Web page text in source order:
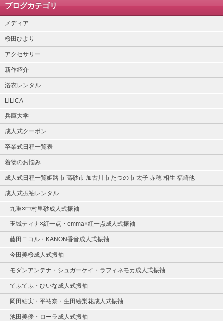
ブログカテゴリ
メディア
桜田ひより
アクセサリー
新作紹介
浴衣レンタル
LiLiCA
兵庫大学
成人式クーポン
卒業式日程一覧表
着物のお悩み
成人式日程一覧姫路市 高砂市 加古川市 たつの市 太子 赤穂 相生 福崎他
成人式振袖レンタル
九重×中村里砂成人式振袖
玉城ティナ×紅一点・emma×紅一点成人式振袖
藤田ニコル・KANON香音成人式振袖
今田美桜成人式振袖
モダンアンテナ・シュガーケイ・ラフィネモカ成人式振袖
てふてふ・ひいな成人式振袖
岡田結実・平祐奈・生田絵梨花成人式振袖
池田美優・ローラ成人式振袖